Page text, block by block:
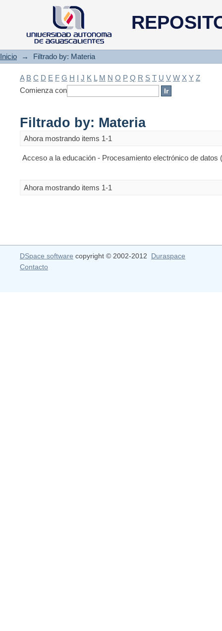
Filtrado by: Materia
Inicio → Filtrado by: Materia
A B C D E F G H I J K L M N O P Q R S T U V W X Y Z
Comienza con
Filtrado by: Materia
Ahora mostrando items 1-1
Acceso a la educación - Procesamiento electrónico de datos
Ahora mostrando items 1-1
DSpace software copyright © 2002-2012 Duraspace
Contacto